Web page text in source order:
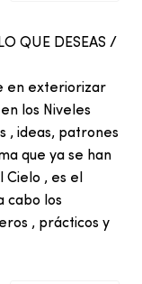
QUE DESEAS /
en exteriorizar
los Niveles
, ideas, patrones
que ya se han
, es el
cabo los
, prácticos y